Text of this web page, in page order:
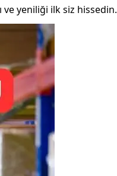
ve yeniliği ilk siz hissedin.